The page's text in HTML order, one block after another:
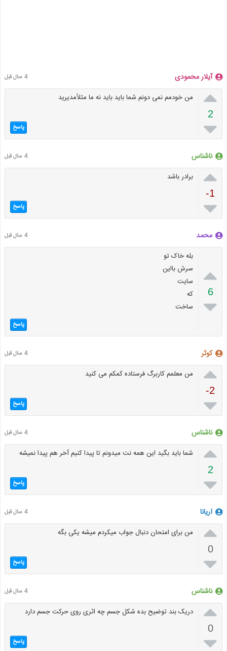
آیلار محمودی 4 سال قبل

2

من خودمم نمی دونم شما باید باید نه ما مثلاًمدیرید
پاسخ
ناشناس 4 سال قبل

-1

برادر باشد
پاسخ
محمد 4 سال قبل

6

بله خاک تو
سرش بااین
سایت
که
ساخت
پاسخ
کوثر 4 سال قبل

-2

من معلمم کاربرگ فرستاده کمکم می کنید
پاسخ
ناشناس 4 سال قبل

2

شما باید بگید این همه نت میدونم تا پیدا کنیم آخر هم پیدا نمیشه
پاسخ
اریانا 4 سال قبل

0

من برای امتحان دنبال جواب میکردم میشه یکی بگه
پاسخ
ناشناس 4 سال قبل

0

دریک بند توضیح بده شکل جسم چه اثری روی حرکت جسم دارد
پاسخ